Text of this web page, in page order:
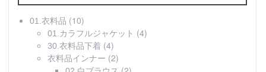
01.衣料品 (10)
01.カラフルジャケット (4)
30.衣料品下着 (4)
衣料品インナー (2)